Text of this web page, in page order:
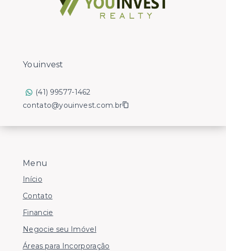
Menu
Início
Contato
Financie
Negocie seu Imóvel
Áreas para Incorporação
Youinvest
(41) 99577-1462
contato@youinvest.com.br